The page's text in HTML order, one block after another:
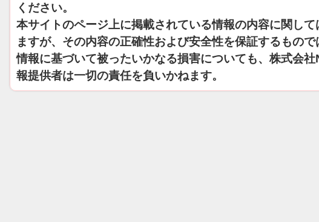
ください。
本サイトのページ上に掲載されている情報の内容に関して
ますが、その内容の正確性および安全性を保証するもの
情報に基づいて被ったいかなる損害についても、株式会
報提供者は一切の責任を負いかねます。